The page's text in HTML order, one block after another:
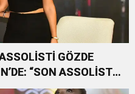
GÖZDE
“SON ASSOLİST